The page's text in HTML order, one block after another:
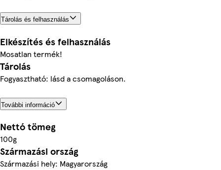
Tárolás és felhasználás
Elkészítés és felhasználás
Mosatlan termék!
Tárolás
Fogyasztható: lásd a csomagoláson.
További információ
Nettó tömeg
100g
Származási ország
Származási hely: Magyarország